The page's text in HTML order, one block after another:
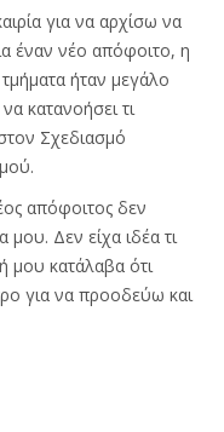
για να αρχίσω να
έναν νέο απόφοιτο, η
ήταν μεγάλο
κατανοήσει τι
Σχεδιασμό
απόφοιτος δεν
Δεν είχα ιδέα τι
μου κατάλαβα ότι
για να προοδεύω και